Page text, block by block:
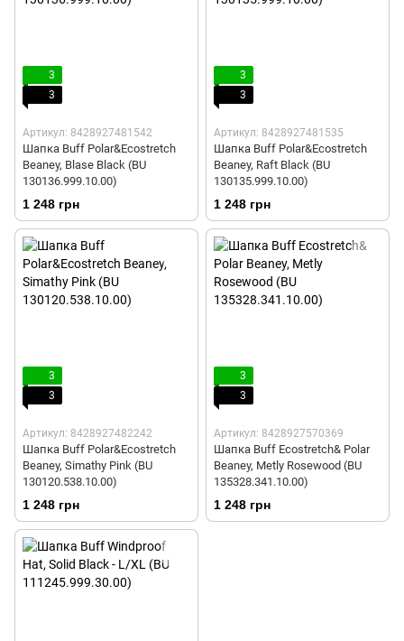
3
3
Артикул: 8428927481542
Шапка Buff Polar&Ecostretch
Beaney, Blase Black (BU
130136.999.10.00)
1 248 грн
3
3
Артикул: 8428927481535
Шапка Buff Polar&Ecostretch
Beaney, Raft Black (BU
130135.999.10.00)
1 248 грн
3
3
Артикул: 8428927482242
Шапка Buff Polar&Ecostretch
Beaney, Simathy Pink (BU
130120.538.10.00)
1 248 грн
3
3
Артикул: 8428927570369
Шапка Buff Ecostretch& Polar
Beaney, Metly Rosewood (BU
135328.341.10.00)
1 248 грн